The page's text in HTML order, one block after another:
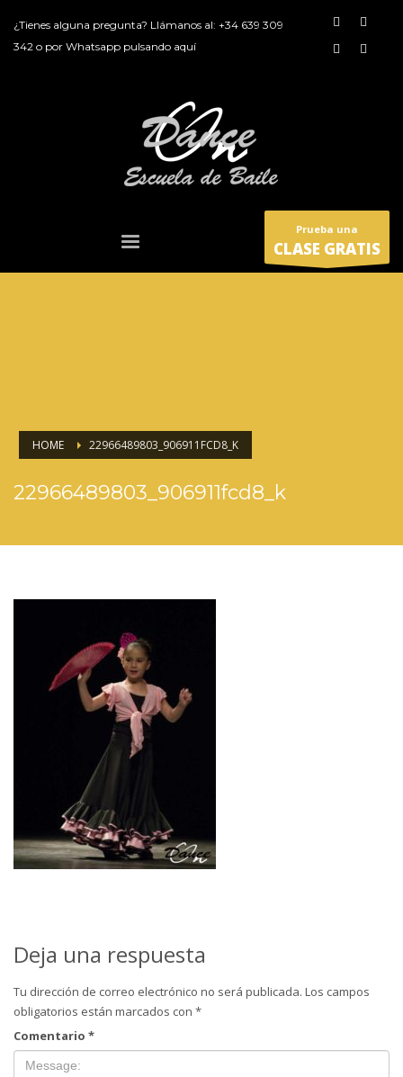
¿Tienes alguna pregunta? Llámanos al: +34 639 309
342 o por Whatsapp pulsando aquí
Prueba una
CLASE GRATIS
HOME 22966489803_906911FCD8_K
22966489803_906911fcd8_k
Deja una respuesta
Tu dirección de correo electrónico no será publicada. Los campos
obligatorios están marcados con *
Comentario *